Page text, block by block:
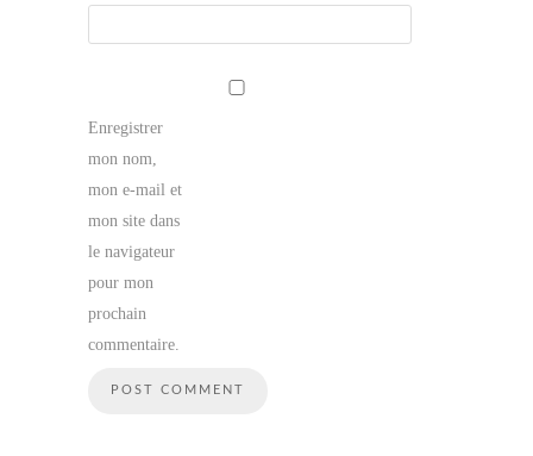
Enregistrer
mon nom,
mon e-mail et
mon site dans
le navigateur
pour mon
prochain
commentaire.